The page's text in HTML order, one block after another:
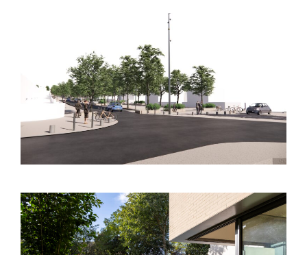
BALMA (31) – Espaces publics – Ligne C